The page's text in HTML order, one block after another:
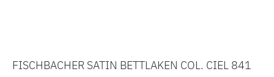
FISCHBACHER SATIN BETTLAKEN COL. CIEL 841